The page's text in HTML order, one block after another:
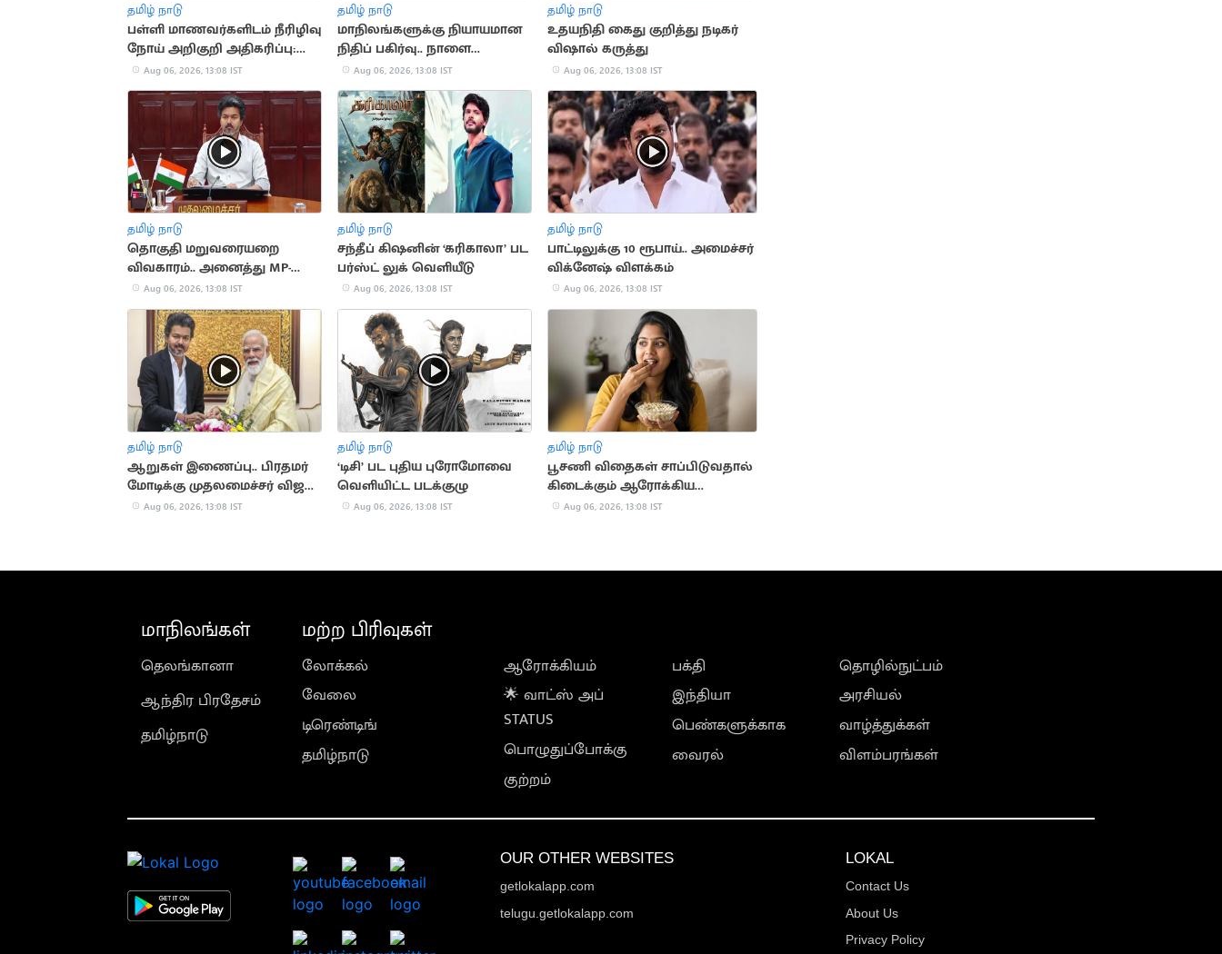
தமிழ் நாடு
பள்ளி மாணவர்களிடம் நீரிழிவு
நோய் அறிகுறி அதிகரிப்பு:
அதிர்ச்சி தகவல்
Aug 06, 2026, 13:08 IST
தமிழ் நாடு
மாநிலங்களுக்கு நியாயமான
நிதிப் பகிர்வு.. நாளை
சட்டப்பேரவையில் தனித்
தீர்மானம்
Aug 06, 2026, 13:08 IST
தமிழ் நாடு
உதயநிதி கைது குறித்து நடிகர்
விஷால் கருத்து
Aug 06, 2026, 13:08 IST
தமிழ் நாடு
தொகுதி மறுவரையறை
விவகாரம்.. அனைத்து MP-
க்களுக்கும் CM விஜய்
அழைப்பு
Aug 06, 2026, 13:08 IST
தமிழ் நாடு
சந்தீப் கிஷனின் ‘கரிகாலா’ பட
பர்ஸ்ட் லுக் வெளியீடு
Aug 06, 2026, 13:08 IST
தமிழ் நாடு
பாட்டிலுக்கு 10 ரூபாய்.. அமைச்சர்
விக்னேஷ் விளக்கம்
Aug 06, 2026, 13:08 IST
தமிழ் நாடு
ஆறுகள் இணைப்பு.. பிரதமர்
மோடிக்கு முதலமைச்சர் விஜய்
கடிதம்
Aug 06, 2026, 13:08 IST
தமிழ் நாடு
‘டிசி’ பட புதிய புரோமோவை
வெளியிட்ட படக்குழு
Aug 06, 2026, 13:08 IST
தமிழ் நாடு
பூசணி விதைகள் சாப்பிடுவதால்
கிடைக்கும் ஆரோக்கிய
நன்மைகள்
Aug 06, 2026, 13:08 IST
மாநிலங்கள்
தெலங்கானா
ஆந்திர பிரதேசம்
தமிழ்நாடு
மற்ற பிரிவுகள்
லோக்கல்
வேலை
டிரெண்டிங்
தமிழ்நாடு
ஆரோக்கியம்
🌟 வாட்ஸ் அப்
STATUS
பொழுதுப்போக்கு
குற்றம்
பக்தி
இந்தியா
பெண்களுக்காக
வைரல்
தொழில்நுட்பம்
அரசியல்
வாழ்த்துக்கள்
விளம்பரங்கள்
OUR OTHER WEBSITES
getlokalapp.com
telugu.getlokalapp.com
LOKAL
Contact Us
About Us
Privacy Policy